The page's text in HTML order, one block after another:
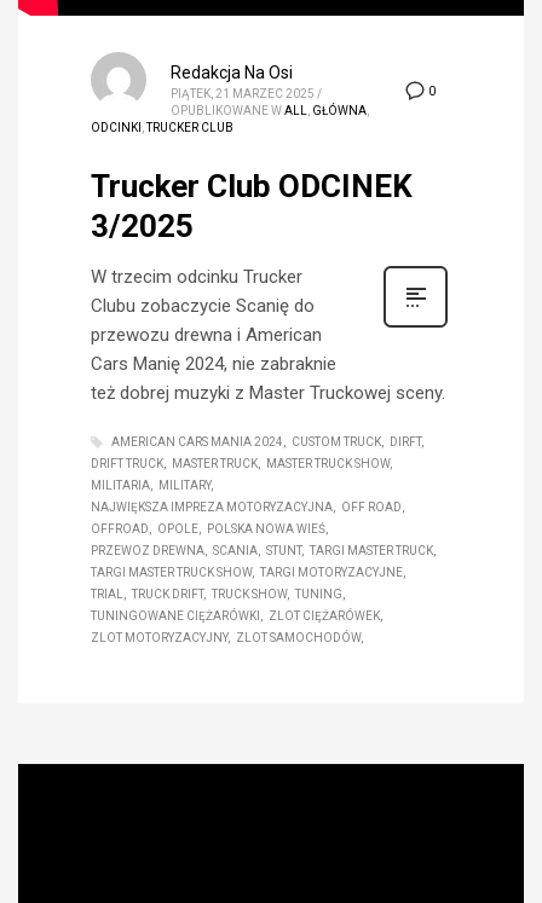
0
Redakcja Na Osi
PIĄTEK, 21 MARZEC 2025 /
OPUBLIKOWANE WALL GŁÓWNA
ODCINKI ,TRUCKER CLUB
Trucker Club ODCINEK
3/2025
W trzecim odcinku Trucker
Clubu zobaczycie Scanię do
przewozu drewna i American
Cars Manię 2024, nie zabraknie
też dobrej muzyki z Master Truckowej sceny.
AMERICAN CARS MANIA 2024 CUSTOM TRUCK
DIRFT
DRIFT TRUCK
MASTER TRUCK
MASTER TRUCK SHOW
MILITARIA
MILITARY
NAJWIĘKSZA IMPREZA MOTORYZACYJNA
OFF ROAD
OFFROAD
OPOLE
POLSKA NOWA WIEŚ
PRZEWOZ DREWNA
SCANIA STUNT
TARGI MASTER TRUCK
TARGI MASTER TRUCK SHOW
TARGI MOTORYZACYJNE
TRIAL
TRUCK DRIFT TRUCK SHOW
TUNING
TUNINGOWANE CIĘŻARÓWKI
ZLOT CIĘŻARÓWEK
ZLOT MOTORYZACYJNY
ZLOT SAMOCHODÓW